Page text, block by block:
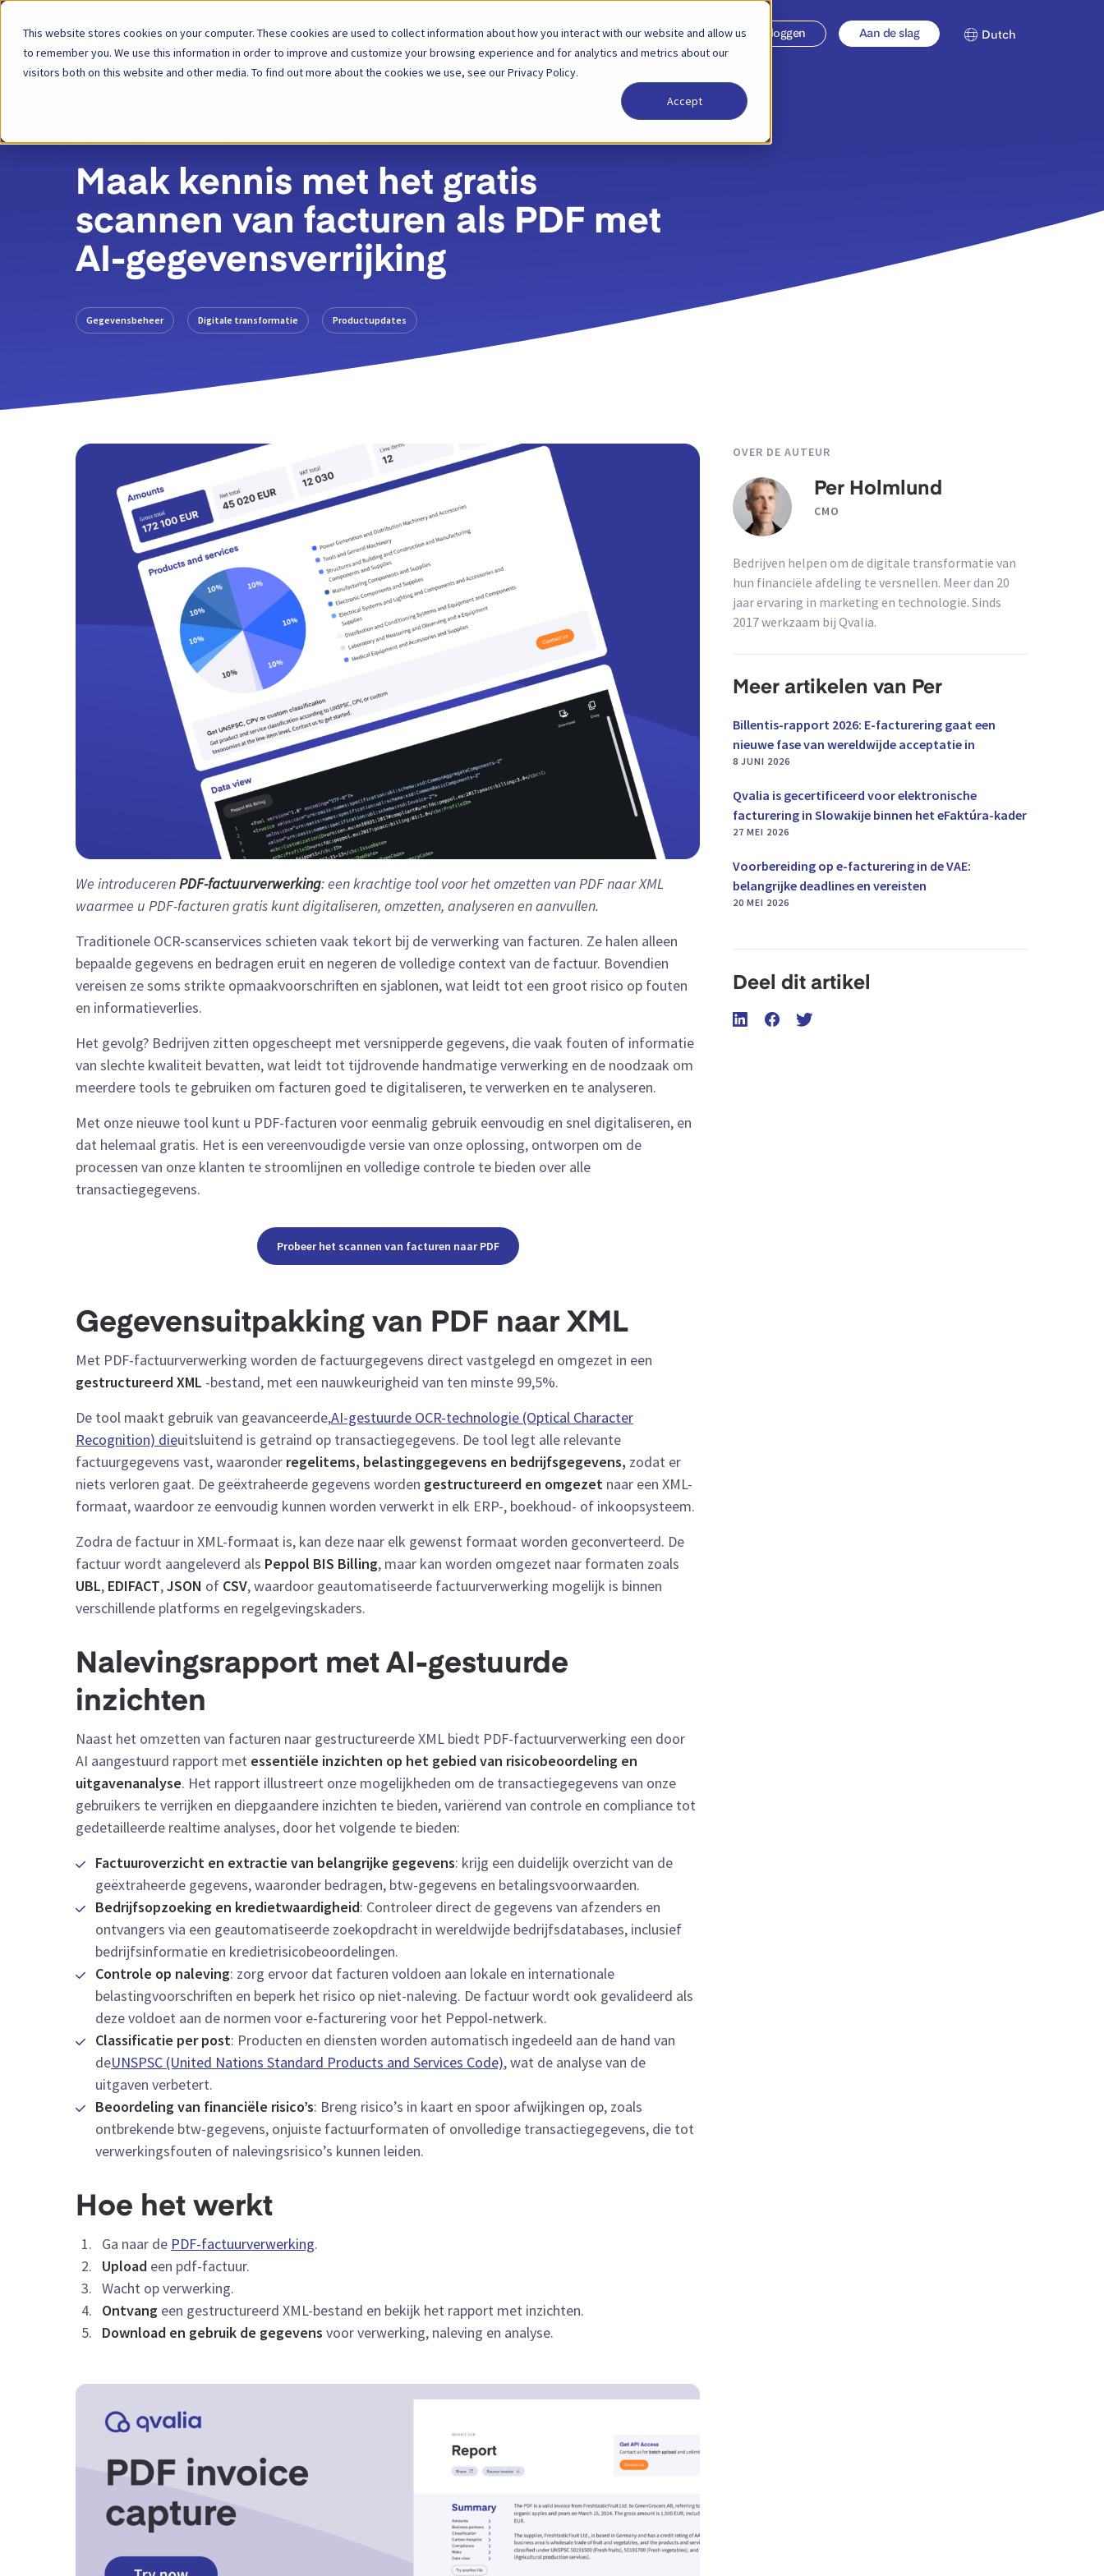
This website stores cookies on your computer. These cookies are used to collect information about how you interact with our website and allow us
to remember you. We use this information in order to improve and customize your browsing experience and for analytics and metrics about our
visitors both on this website and other media. To find out more about the cookies we use, see our Privacy Policy.
Accept
Platform Oplossingen Partner Prijzen Bedrijf Inloggen Aan de slag Dutch
TERUG BLOGBERICHT 12 MAART 2025
Maak kennis met het gratis
scannen van facturen als PDF met
AI-gegevensverrijking
Gegevensbeheer Digitale transformatie Productupdates
We introducerenPDF-factuurverwerking: een krachtige tool voor het omzetten van PDF naar XML
waarmee u PDF-facturen gratis kunt digitaliseren, omzetten, analyseren en aanvullen.
Traditionele OCR-scanservices schieten vaak tekort bij de verwerking van facturen. Ze halen alleen
bepaalde gegevens en bedragen eruit en negeren de volledige context van de factuur. Bovendien
vereisen ze soms strikte opmaakvoorschriften en sjablonen, wat leidt tot een groot risico op fouten
en informatieverlies.
Het gevolg? Bedrijven zitten opgescheept met versnipperde gegevens, die vaak fouten of informatie
van slechte kwaliteit bevatten, wat leidt tot tijdrovende handmatige verwerking en de noodzaak om
meerdere tools te gebruiken om facturen goed te digitaliseren, te verwerken en te analyseren.
Met onze nieuwe tool kunt u PDF-facturen voor eenmalig gebruik eenvoudig en snel digitaliseren, en
dat helemaal gratis. Het is een vereenvoudigde versie van onze oplossing, ontworpen om de
processen van onze klanten te stroomlijnen en volledige controle te bieden over alle
transactiegegevens.
Probeer het scannen van facturen naar PDF
Gegevensuitpakking van PDF naar XML
Met PDF-factuurverwerking worden de factuurgegevens direct vastgelegd en omgezet in een
gestructureerd XML -bestand, met een nauwkeurigheid van ten minste 99,5%.
De tool maakt gebruik van geavanceerde,AI-gestuurde OCR-technologie (Optical Character
Recognition) dieuitsluitend is getraind op transactiegegevens. De tool legt alle relevante
factuurgegevens vast, waaronder regelitems, belastinggegevens en bedrijfsgegevens, zodat er
niets verloren gaat. De geëxtraheerde gegevens worden gestructureerd en omgezet naar een XML-
formaat, waardoor ze eenvoudig kunnen worden verwerkt in elk ERP-, boekhoud- of inkoopsysteem.
Zodra de factuur in XML-formaat is, kan deze naar elk gewenst formaat worden geconverteerd. De
factuur wordt aangeleverd als Peppol BIS Billing, maar kan worden omgezet naar formaten zoals
UBL, EDIFACT,JSON of CSV, waardoor geautomatiseerde factuurverwerking mogelijk is binnen
verschillende platforms en regelgevingskaders.
Nalevingsrapport met AI-gestuurde
inzichten
Naast het omzetten van facturen naar gestructureerde XML biedt PDF-factuurverwerking een door
AI aangestuurd rapport met essentiële inzichten op het gebied van risicobeoordeling en
uitgavenanalyse. Het rapport illustreert onze mogelijkheden om de transactiegegevens van onze
gebruikers te verrijken en diepgaandere inzichten te bieden, variërend van controle en compliance tot
gedetailleerde realtime analyses, door het volgende te bieden:
Factuuroverzicht en extractie van belangrijke gegevens: krijg een duidelijk overzicht van de
geëxtraheerde gegevens, waaronder bedragen, btw-gegevens en betalingsvoorwaarden.
Bedrijfsopzoeking en kredietwaardigheid: Controleer direct de gegevens van afzenders en
ontvangers via een geautomatiseerde zoekopdracht in wereldwijde bedrijfsdatabases, inclusief
bedrijfsinformatie en kredietrisicobeoordelingen.
Controle op naleving: zorg ervoor dat facturen voldoen aan lokale en internationale
belastingvoorschriften en beperk het risico op niet-naleving. De factuur wordt ook gevalideerd als
deze voldoet aan de normen voor e-facturering voor het Peppol-netwerk.
Classificatie per post: Producten en diensten worden automatisch ingedeeld aan de hand van
deUNSPSC (United Nations Standard Products and Services Code), wat de analyse van de
uitgaven verbetert.
Beoordeling van financiële risico’s: Breng risico’s in kaart en spoor afwijkingen op, zoals
ontbrekende btw-gegevens, onjuiste factuurformaten of onvolledige transactiegegevens, die tot
verwerkingsfouten of nalevingsrisico’s kunnen leiden.
Hoe het werkt
Ga naar de PDF-factuurverwerking.
Upload een pdf-factuur.
Wacht op verwerking.
Ontvang een gestructureerd XML-bestand en bekijk het rapport met inzichten.
Download en gebruik de gegevens voor verwerking, naleving en analyse.
OVER DE AUTEUR
Per Holmlund
CMO
Bedrijven helpen om de digitale transformatie van
hun financiële afdeling te versnellen. Meer dan 20
jaar ervaring in marketing en technologie. Sinds
2017 werkzaam bij Qvalia.
Meer artikelen van Per
Billentis-rapport 2026: E-facturering gaat een
nieuwe fase van wereldwijde acceptatie in
8 JUNI 2026
Qvalia is gecertificeerd voor elektronische
facturering in Slowakije binnen het eFaktúra-kader
27 MEI 2026
Voorbereiding op e-facturering in de VAE:
belangrijke deadlines en vereisten
20 MEI 2026
Deel dit artikel